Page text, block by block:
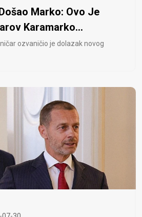
Marko: Ovo Je
Karamarko...
ozvaničio je dolazak novog